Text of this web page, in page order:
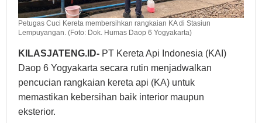
Petugas Cuci Kereta membersihkan rangkaian KA di Stasiun
Lempuyangan. (Foto: Dok. Humas Daop 6 Yogyakarta)
KILASJATENG.ID- PT Kereta Api Indonesia (KAI)
Daop 6 Yogyakarta secara rutin menjadwalkan
pencucian rangkaian kereta api (KA) untuk
memastikan kebersihan baik interior maupun
eksterior.